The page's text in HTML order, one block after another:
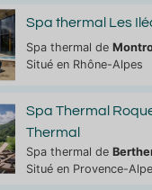
Spa thermal Les
Spa thermal de
Situé en Rhône-Alpes
Spa Thermal
Thermal
Spa thermal de
Situé en Provence-